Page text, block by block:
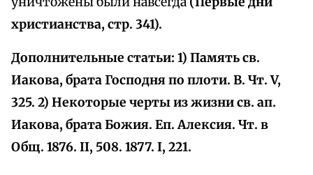
христианства, стр. 341).
Дополнительные статьи: 1) Память св.
Иакова, брата Господня по плоти. В. Чт. V,
325. 2) Некоторые черты из жизни св. ап.
Иакова, брата Божия. Еп. Алексия. Чт. в
Общ. 1876. II, 508. 1877. I, 221.